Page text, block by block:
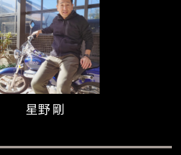
星野 剛